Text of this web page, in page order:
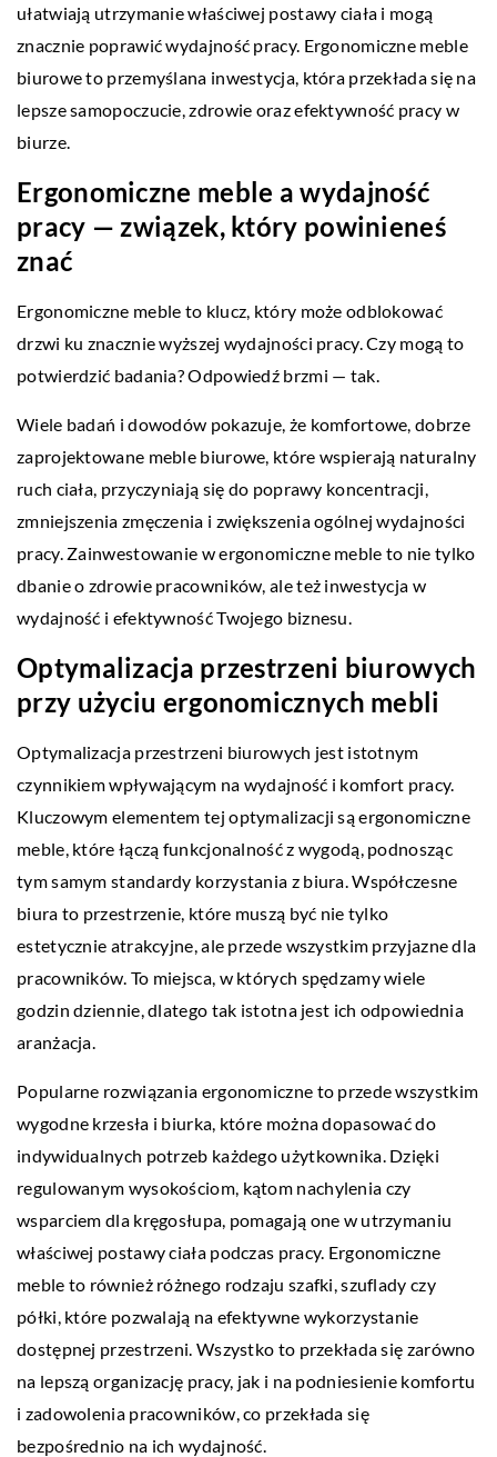
ułatwiają utrzymanie właściwej postawy ciała i mogą
znacznie poprawić wydajność pracy. Ergonomiczne meble
biurowe to przemyślana inwestycja, która przekłada się na
lepsze samopoczucie, zdrowie oraz efektywność pracy w
biurze.
Ergonomiczne meble a wydajność
pracy — związek, który powinieneś
znać
Ergonomiczne meble to klucz, który może odblokować
drzwi ku znacznie wyższej wydajności pracy. Czy mogą to
potwierdzić badania? Odpowiedź brzmi — tak.
Wiele badań i dowodów pokazuje, że komfortowe, dobrze
zaprojektowane meble biurowe, które wspierają naturalny
ruch ciała, przyczyniają się do poprawy koncentracji,
zmniejszenia zmęczenia i zwiększenia ogólnej wydajności
pracy. Zainwestowanie w ergonomiczne meble to nie tylko
dbanie o zdrowie pracowników, ale też inwestycja w
wydajność i efektywność Twojego biznesu.
Optymalizacja przestrzeni biurowych
przy użyciu ergonomicznych mebli
Optymalizacja przestrzeni biurowych jest istotnym
czynnikiem wpływającym na wydajność i komfort pracy.
Kluczowym elementem tej optymalizacji są ergonomiczne
meble, które łączą funkcjonalność z wygodą, podnosząc
tym samym standardy korzystania z biura. Współczesne
biura to przestrzenie, które muszą być nie tylko
estetycznie atrakcyjne, ale przede wszystkim przyjazne dla
pracowników. To miejsca, w których spędzamy wiele
godzin dziennie, dlatego tak istotna jest ich odpowiednia
aranżacja.
Popularne rozwiązania ergonomiczne to przede wszystkim
wygodne krzesła i biurka, które można dopasować do
indywidualnych potrzeb każdego użytkownika. Dzięki
regulowanym wysokościom, kątom nachylenia czy
wsparciem dla kręgosłupa, pomagają one w utrzymaniu
właściwej postawy ciała podczas pracy. Ergonomiczne
meble to również różnego rodzaju szafki, szuflady czy
półki, które pozwalają na efektywne wykorzystanie
dostępnej przestrzeni. Wszystko to przekłada się zarówno
na lepszą organizację pracy, jak i na podniesienie komfortu
i zadowolenia pracowników, co przekłada się
bezpośrednio na ich wydajność.